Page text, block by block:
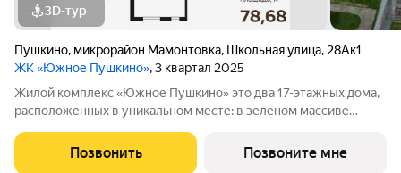
3D-тур
Пушкино, микрорайон Мамонтовка, Школьная улица, 28Ак1
ЖК «Южное Пушкино», 3 квартал 2025
Жилой комплекс «Южное Пушкино» это два 17-этажных дома,
расположенных в уникальном месте: в зеленом массиве
Главная особенность сочетание уединённости и развитой
инфраструктуры. «Южное Пушкино»
Позвонить Позвоните мне